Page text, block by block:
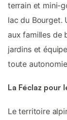
terrain et mini-
lac du Bourget.
aux familles de
jardins et
toute
La Féclaz pour
Le territoire